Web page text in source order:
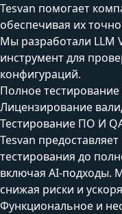
Tesvan помогает
обеспечивая их
Мы разработали
инструмент для
конфигураций.
Полное тестирование
Лицензирование
Тестирование ПО И
Tesvan
тестирования до
включая AI-подходы.
снижая риски и
Функциональное и